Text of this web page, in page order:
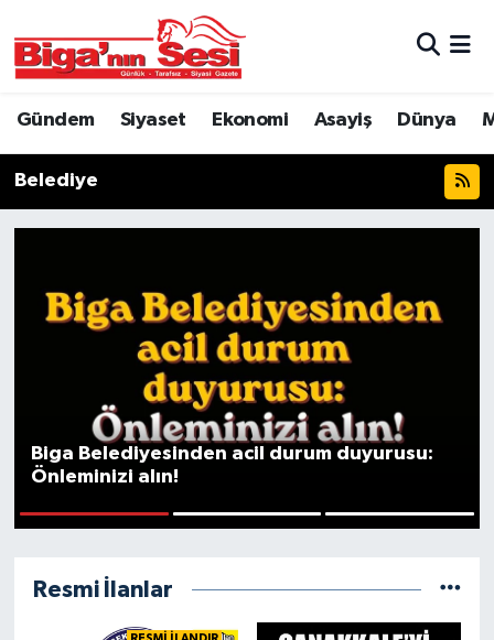
Gündem Siyaset Ekonomi Asayiş Dünya
Belediye
Biga Belediyesinden acil durum duyurusu:
Önleminizi alın!
Resmi İlanlar
Asayiş
Belde ve Köyler
Dünya
Ekonomi
Genel
Gündem
Hava Durumu
Çanakkale Hava Durumu
Süper Lig Puan Durumu ve Fikstür
Son Dakika Haberleri
Haber Arşivi